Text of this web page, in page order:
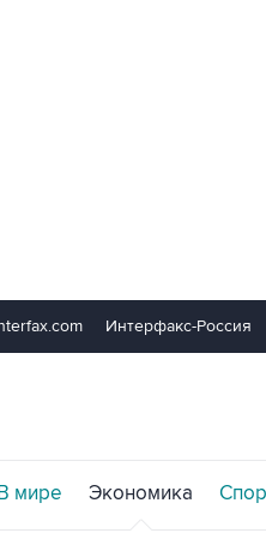
Интерфакс-Россия
мире Экономика